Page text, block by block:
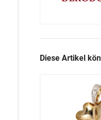
Diese Artikel